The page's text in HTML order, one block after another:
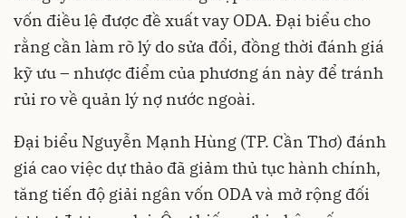
vốn điều lệ được đề xuất vay ODA. Đại biểu cho
rằng cần làm rõ lý do sửa đổi, đồng thời đánh giá
kỹ ưu – nhược điểm của phương án này để tránh
rủi ro về quản lý nợ nước ngoài.
Đại biểu Nguyễn Mạnh Hùng (TP. Cần Thơ) đánh
giá cao việc dự thảo đã giảm thủ tục hành chính,
tăng tiến độ giải ngân vốn ODA và mở rộng đối